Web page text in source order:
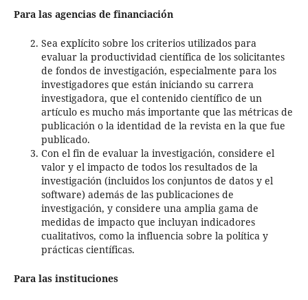
Para las agencias de financiación
Sea explícito sobre los criterios utilizados para
evaluar la productividad científica de los solicitantes
de fondos de investigación, especialmente para los
investigadores que están iniciando su carrera
investigadora, que el contenido científico de un
artículo es mucho más importante que las métricas de
publicación o la identidad de la revista en la que fue
publicado.
Con el fin de evaluar la investigación, considere el
valor y el impacto de todos los resultados de la
investigación (incluidos los conjuntos de datos y el
software) además de las publicaciones de
investigación, y considere una amplia gama de
medidas de impacto que incluyan indicadores
cualitativos, como la influencia sobre la política y
prácticas científicas.
Para las instituciones